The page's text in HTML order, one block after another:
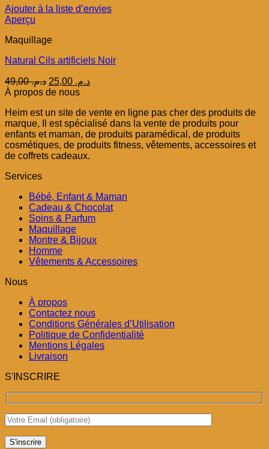
Ajouter à la liste d’envies
Aperçu
Maquillage
Natural Cils artificiels Noir
د.م.49,00
Le
prix
était :
د.م. 49,00.
د.م.Le
est :
À propos de nous
Heim est un site de vente en ligne pas cher des produits de
marque, Il est spécialisé dans la vente de produits pour
enfants et maman, de produits paramédical, de produits
cosmétiques, de produits fitness, vêtements, accessoires et
de coffrets cadeaux.
Services
Bébé, Enfant & Maman
Cadeau & Chocolat
Soins & Parfum
Maquillage
Montre & Bijoux
Homme
Vêtements & Accessoires
Nous
À propos
Contactez nous
Conditions Générales d’Utilisation
Politique de Confidentialité
Mentions Légales
Livraison
S'INSCRIRE